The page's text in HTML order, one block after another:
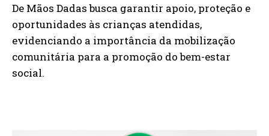
De Mãos Dadas busca garantir apoio, proteção e
oportunidades às crianças atendidas,
evidenciando a importância da mobilização
comunitária para a promoção do bem-estar
social.